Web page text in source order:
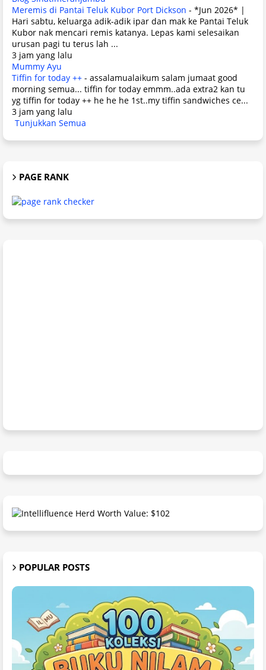
Meremis di Pantai Teluk Kubor Port Dickson - *Jun 2026* |
Hari sabtu, keluarga adik-adik ipar dan mak ke Pantai Teluk
Kubor nak mencari remis katanya. Lepas kami selesaikan
urusan pagi tu terus lah ...
3 jam yang lalu
Mummy Ayu
Tiffin for today ++ - assalamualaikum salam jumaat good
morning semua... tiffin for today emmm..ada extra2 kan tu
yg tiffin for today ++ he he he 1st..my tiffin sandwiches ce...
3 jam yang lalu
Tunjukkan Semua
PAGE RANK
POPULAR POSTS